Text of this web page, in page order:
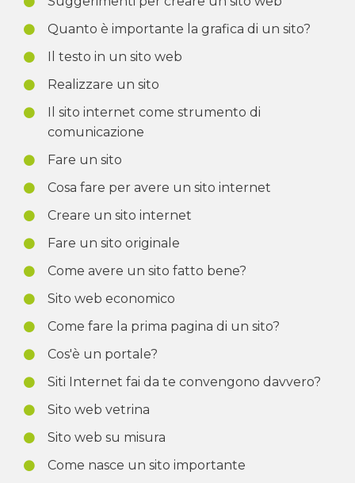
Quanto è importante la grafica di un sito?
Il testo in un sito web
Realizzare un sito
Il sito internet come strumento di
comunicazione
Fare un sito
Cosa fare per avere un sito internet
Creare un sito internet
Fare un sito originale
Come avere un sito fatto bene?
Sito web economico
Come fare la prima pagina di un sito?
Cos'è un portale?
Siti Internet fai da te convengono davvero?
Sito web vetrina
Sito web su misura
Come nasce un sito importante